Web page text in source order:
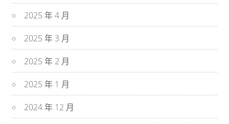
2025 年 4 月
2025 年 3 月
2025 年 2 月
2025 年 1 月
2024 年 12 月